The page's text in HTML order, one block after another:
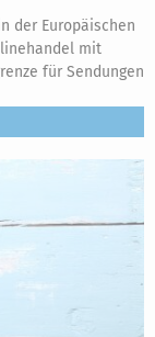
der Europäischen
mit
für Sendungen